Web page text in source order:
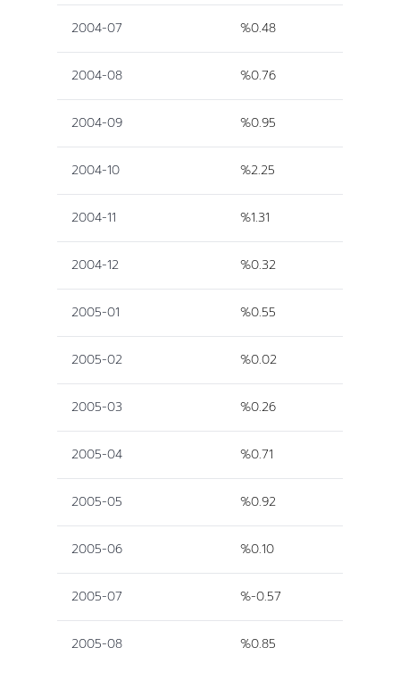
2004-07 %0.48
2004-08 %0.76
2004-09 %0.95
2004-10 %2.25
2004-11 %1.31
2004-12 %0.32
2005-01 %0.55
2005-02 %0.02
2005-03 %0.26
2005-04 %0.71
2005-05 %0.92
2005-06 %0.10
2005-07 %-0.57
2005-08 %0.85